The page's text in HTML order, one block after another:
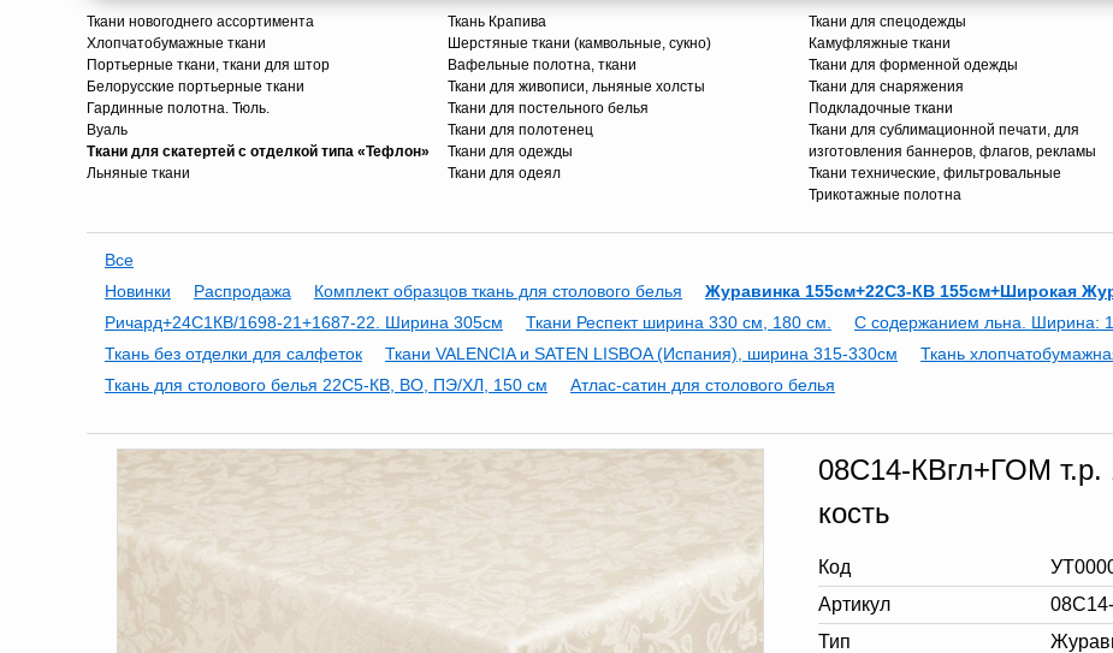
Ткани новогоднего ассортимента
Хлопчатобумажные ткани
Портьерные ткани, ткани для штор
Белорусские портьерные ткани
Гардинные полотна. Тюль.
Вуаль
Ткани для скатертей с отделкой типа «Тефлон»
Льняные ткани
Ткань Крапива
Шерстяные ткани (камвольные, сукно)
Вафельные полотна, ткани
Ткани для живописи, льняные холсты
Ткани для постельного белья
Ткани для полотенец
Ткани для одежды
Ткани для одеял
Ткани для спецодежды
Камуфляжные ткани
Ткани для форменной одежды
Ткани для снаряжения
Подкладочные ткани
Ткани для сублимационной печати, для
изготовления баннеров, флагов, рекламы
Ткани технические, фильтровальные
Трикотажные полотна
Все
Новинки
Распродажа Комплект образцов ткань для столового белья Журавинка 155см+22С3-КВ 155см+Широкая
Ричард+24С1КВ/1698-21+1687-22. Ширина 305см
Ткани Респект ширина 330 см, 180 см.
С содержанием льна. Ширина:
Ткань без отделки для салфеток
Ткани VALENCIA и SATEN LISBOA (Испания), ширина 315-330см
Ткань
Ткань для столового белья 22С5-КВ, ВО, ПЭ/ХЛ, 150 см
Атлас-сатин для столового белья
08С14-КВгл+ГОМ т.р.
кость
Код
Артикул
Тип